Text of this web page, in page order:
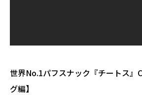
世界No.1パフスナック『チートス
グ編】